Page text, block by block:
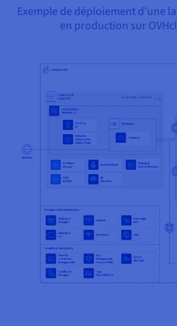
Exemple de déploiement d'une
en production sur